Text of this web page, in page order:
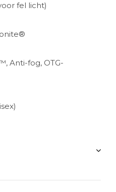
fel licht)
Anti-fog, OTG-